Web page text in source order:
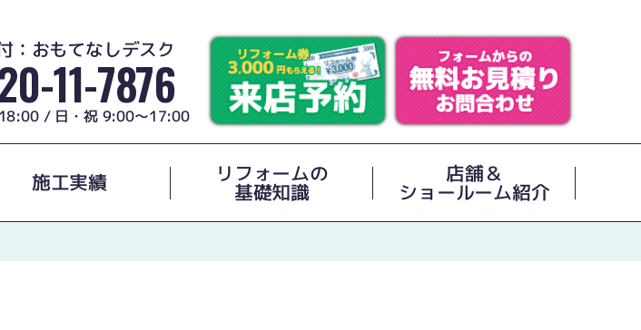
：おもてなしデスク
11-7876
/ 日・祝 9:00～17:00
施工実績 リフォームの
基礎知識
店舗＆
ショールーム紹介